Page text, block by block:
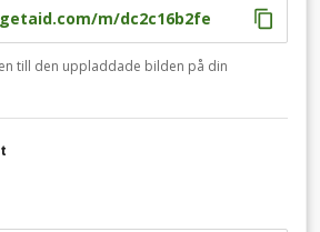
till den uppladdade bilden på din